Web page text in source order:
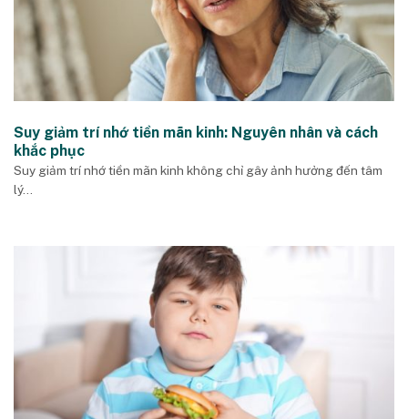
Suy giảm trí nhớ tiền mãn kinh: Nguyên nhân và cách
khắc phục
Suy giảm trí nhớ tiền mãn kinh không chỉ gây ảnh hưởng đến tâm
lý...